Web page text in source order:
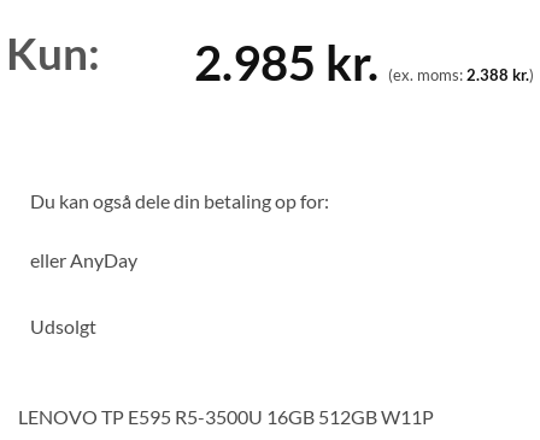
Kun: 2.985 kr. (ex. moms:2.388 kr.)
Du kan også dele din betaling op for:
eller AnyDay
Udsolgt
LENOVO TP E595 R5-3500U 16GB 512GB W11P